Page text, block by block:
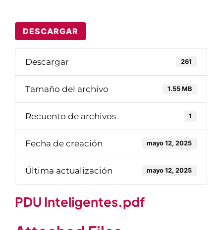
DESCARGAR
Descargar 261
Tamaño del archivo 1.55 MB
Recuento de archivos 1
Fecha de creación mayo 12, 2025
Última actualización mayo 12, 2025
PDU Inteligentes.pdf